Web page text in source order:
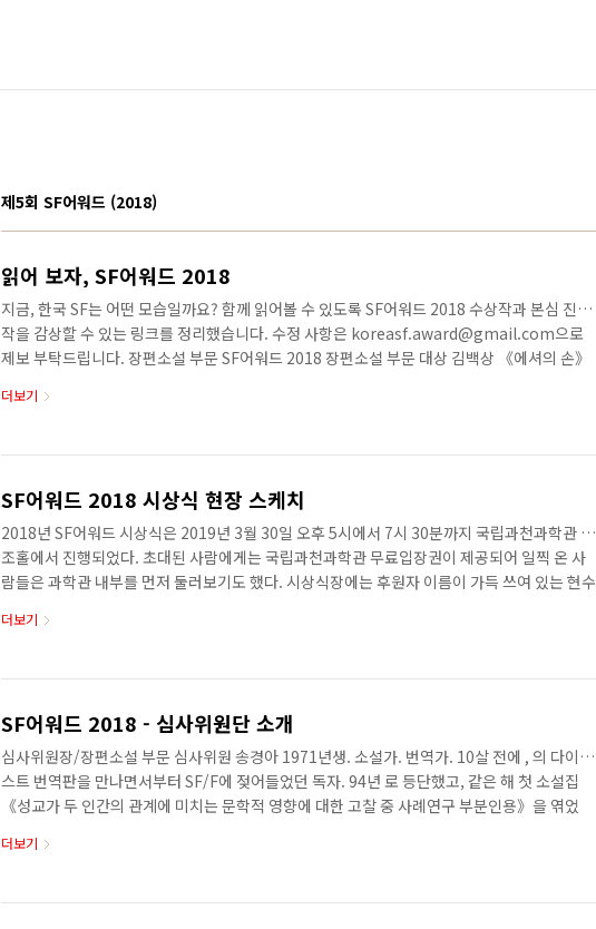
제5회 SF어워드 (2018)
읽어 보자, SF어워드 2018
지금, 한국 SF는 어떤 모습일까요? 함께 읽어볼 수 있도록 SF어워드 2018 수상작과 본심 진출
작을 감상할 수 있는 링크를 정리했습니다. 수정 사항은 koreasf.award@gmail.com으로
제보 부탁드립니다. 장편소설 부문 SF어워드 2018 장편소설 부문 대상 김백상 《에셔의 손》
책》 교보문고 알라딘 예스24 인터파크 SF어워드 2018 장편소설 부문 우수상 홍준영 《이방
영 《저 이승의 선지자》 교보문고 알라딘 예스24 인터파크 SF어워드 2018 장편소설 부문 본
더보기
SF어워드 2018 시상식 현장 스케치
2018년 SF어워드 시상식은 2019년 3월 30일 오후 5시에서 7시 30분까지 국립과천과학관 창
조홀에서 진행되었다. 초대된 사람에게는 국립과천과학관 무료입장권이 제공되어 일찍 온 사
람들은 과학관 내부를 먼저 둘러보기도 했다. 시상식장에는 후원자 이름이 가득 쓰여 있는 현수
는 풍경을 볼 수 있었다. 이서영 작가의 사회로 시상식 시작을 알리고, 운영위원이자 박상준 한
작품의 숫자가 늘고 그 수준이 아주 높아졌다”는 말과 함께, “단지 여전히 소수자를 다룬 작품
더보기
SF어워드 2018 - 심사위원단 소개
심사위원장/장편소설 부문 심사위원 송경아 1971년생. 소설가. 번역가. 10살 전에 , 의 다이제
스트 번역판을 만나면서부터 SF/F에 젖어들었던 독자. 94년 로 등단했고, 같은 해 첫 소설집
《성교가 두 인간의 관계에 미치는 문학적 영향에 대한 고찰 중 사례연구 부분인용》을 엮었
했다. 2006년 박사과정 수료 후 비정기적으로 문창과 강의를 맡아 SF와 장르문학 강의를 했다.
장편소설 부문 심사위원 고호관 동아사이언스에서 과학 기자로 일했다. 번역서로 '아서 클라크
더보기